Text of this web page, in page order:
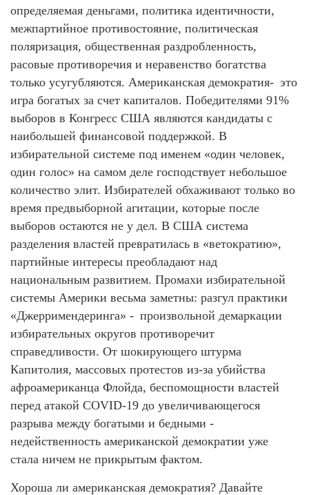
определяемая деньгами, политика идентичности,
межпартийное противостояние, политическая
поляризация, общественная раздробленность,
расовые противоречия и неравенство богатства
только усугубляются. Американская демократия- это
игра богатых за счет капиталов. Победителями 91%
выборов в Конгресс США являются кандидаты с
наибольшей финансовой поддержкой. В
избирательной системе под именем «один человек,
один голос» на самом деле господствует небольшое
количество элит. Избирателей обхаживают только во
время предвыборной агитации, которые после
выборов остаются не у дел. В США система
разделения властей превратилась в «ветократию»,
партийные интересы преобладают над
национальным развитием. Промахи избирательной
системы Америки весьма заметны: разгул практики
«Джерримендеринга» - произвольной демаркации
избирательных округов противоречит
справедливости. От шокирующего штурма
Капитолия, массовых протестов из-за убийства
афроамериканца Флойда, беспомощности властей
перед атакой COVID-19 до увеличивающегося
разрыва между богатыми и бедными -
недейственность американской демократии уже
стала ничем не прикрытым фактом.
Хороша ли американская демократия? Давайте